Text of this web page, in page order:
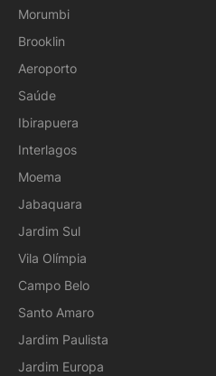
Morumbi
Brooklin
Aeroporto
Saúde
Ibirapuera
Interlagos
Moema
Jabaquara
Jardim Sul
Vila Olímpia
Campo Belo
Santo Amaro
Jardim Paulista
Jardim Europa